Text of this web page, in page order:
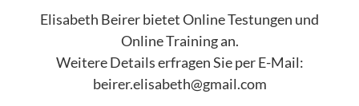
Elisabeth Beirer bietet Online Testungen und
Online Training an.
Weitere Details erfragen Sie per E-Mail:
beirer.elisabeth@gmail.com